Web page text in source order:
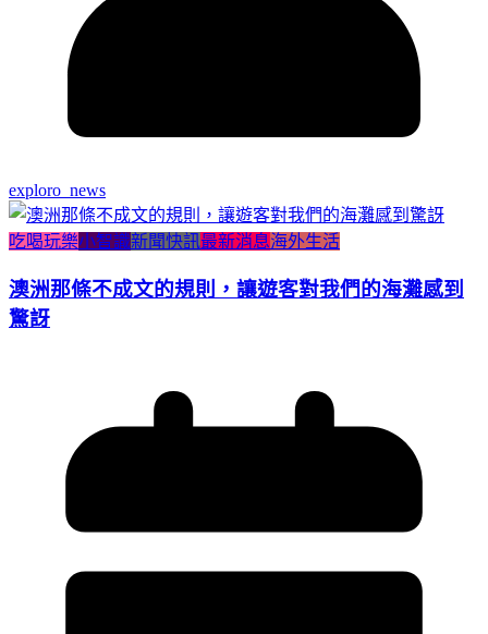
exploro_news
吃喝玩樂小智識新聞快訊最新消息海外生活
澳洲那條不成文的規則，讓遊客對我們的海灘感到
驚訝